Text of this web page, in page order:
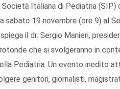
Italiana di Pediatria (SIP)
sabato 19 novembre (ore 9) al
il dr. Sergio Manieri,
che si svolgeranno in
Pediatria. Un evento inedito
genitori, giornalisti,